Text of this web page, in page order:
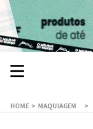
MAQUIAGEM